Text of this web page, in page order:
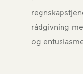
rådgivning
og